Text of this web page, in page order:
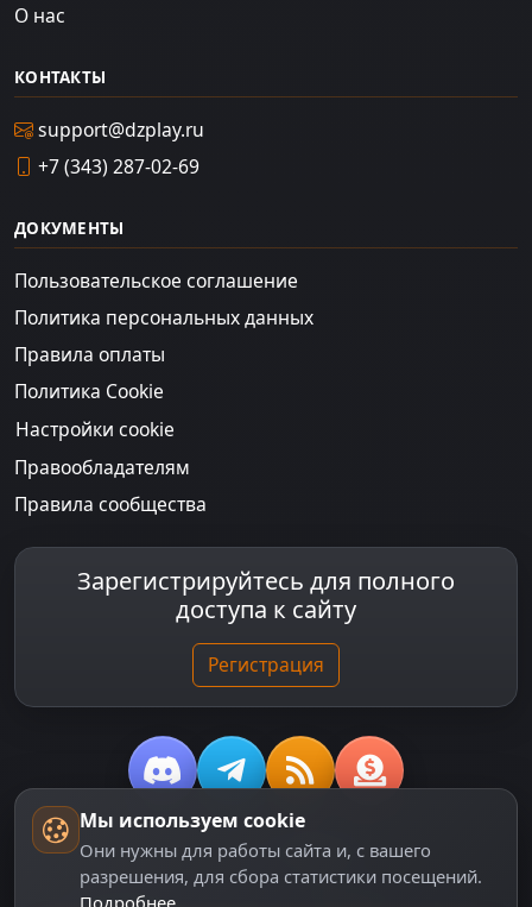
О нас
КОНТАКТЫ
support@dzplay.ru
+7 (343) 287-02-69
ДОКУМЕНТЫ
Пользовательское соглашение
Политика персональных данных
Правила оплаты
Политика Cookie
Настройки cookie
Правообладателям
Правила сообщества
Зарегистрируйтесь для полного
доступа к сайту
Регистрация
© 2018-2026 dzplay.ru
Размещенная на сайте информация носит
Мы используем cookie
Они нужны для работы сайта и, с вашего
разрешения, для сбора статистики посещений.
Подробнее